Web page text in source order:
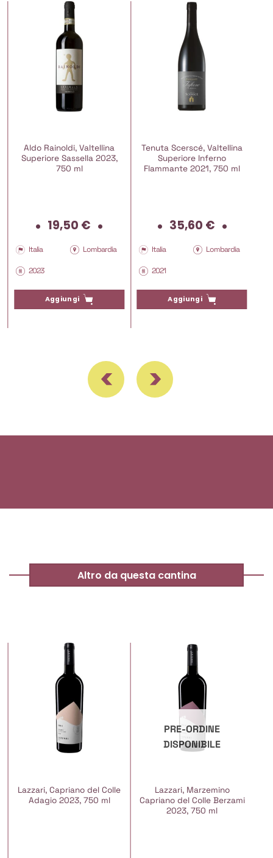
Aldo Rainoldi, Valtellina
Superiore Sassella 2023,
750 ml
19,50 €
Italia Lombardia
2023
Aggiungi
Tenuta Scerscé, Valtellina
Superiore Inferno
Flammante 2021, 750 ml
35,60 €
Italia Lombardia
2021
Aggiungi
Altro da questa cantina
Lazzari, Capriano del Colle
Adagio 2023, 750 ml
PRE-ORDINE
DISPONIBILE
Lazzari, Marzemino
Capriano del Colle Berzami
2023, 750 ml